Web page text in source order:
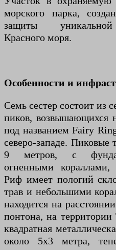
морского парка,
защиты уникальной
Красного моря.
Особенности и
Семь сестер состоит из
пиков, возвышающихся
под названием Fairy
северо-западе. Пиковые
9 метров, с
огненными
Риф имеет пологий
трав и небольшими
находится на
понтона, на
квадратная
около 5х3 метра,